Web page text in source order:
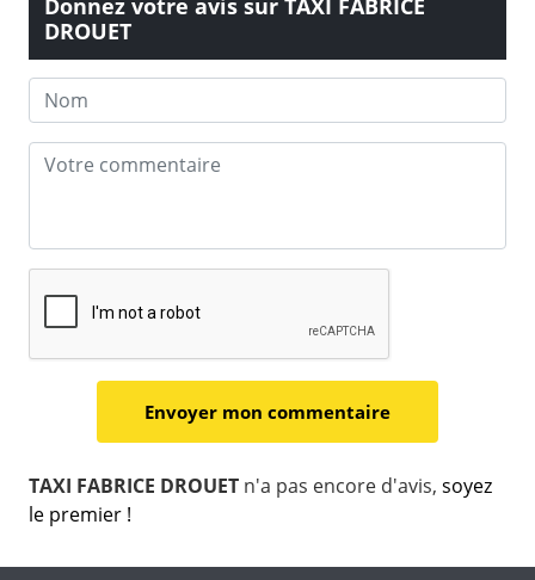
Donnez votre avis sur TAXI FABRICE
DROUET
TAXI FABRICE DROUET n'a pas encore d'avis, soyez
le premier !